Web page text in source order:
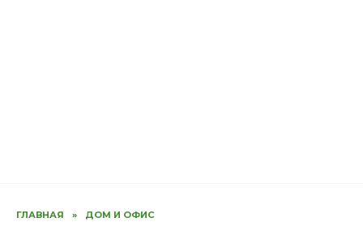
ГЛАВНАЯ » ДОМ И ОФИС